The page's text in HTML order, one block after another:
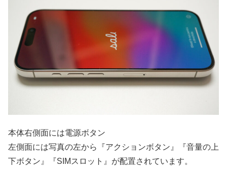
本体右側面には電源ボタン
左側面には写真の左から『アクションボタン』『音量の上
下ボタン』『SIMスロット』が配置されています。